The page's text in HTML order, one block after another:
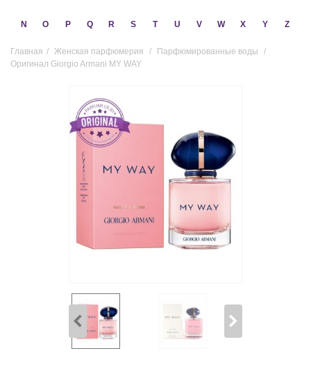
N O P Q R S T U V W X Y Z
Главная / Женская парфюмерия / Парфюмированные воды
/
Оригинал Giorgio Armani MY WAY